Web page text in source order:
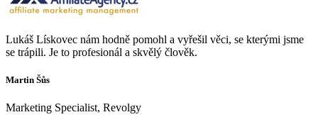
Lukáš Lískovec nám hodně pomohl a vyřešil věci, se kterými jsme
se trápili. Je to profesionál a skvělý člověk.
Martin Šůs
Marketing Specialist, Revolgy